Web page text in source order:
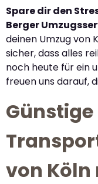
Spare dir den
Berger
deinen Umzug von
sicher, dass alles
noch heute für ein
freuen uns darauf,
Günstige
von Köln